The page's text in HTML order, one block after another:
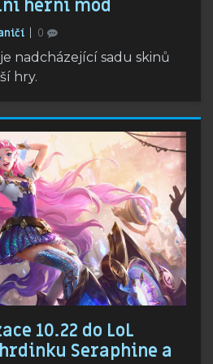
herní mód
0
nadcházející sadu skinů
hry.
10.22 do LoL
Seraphine a